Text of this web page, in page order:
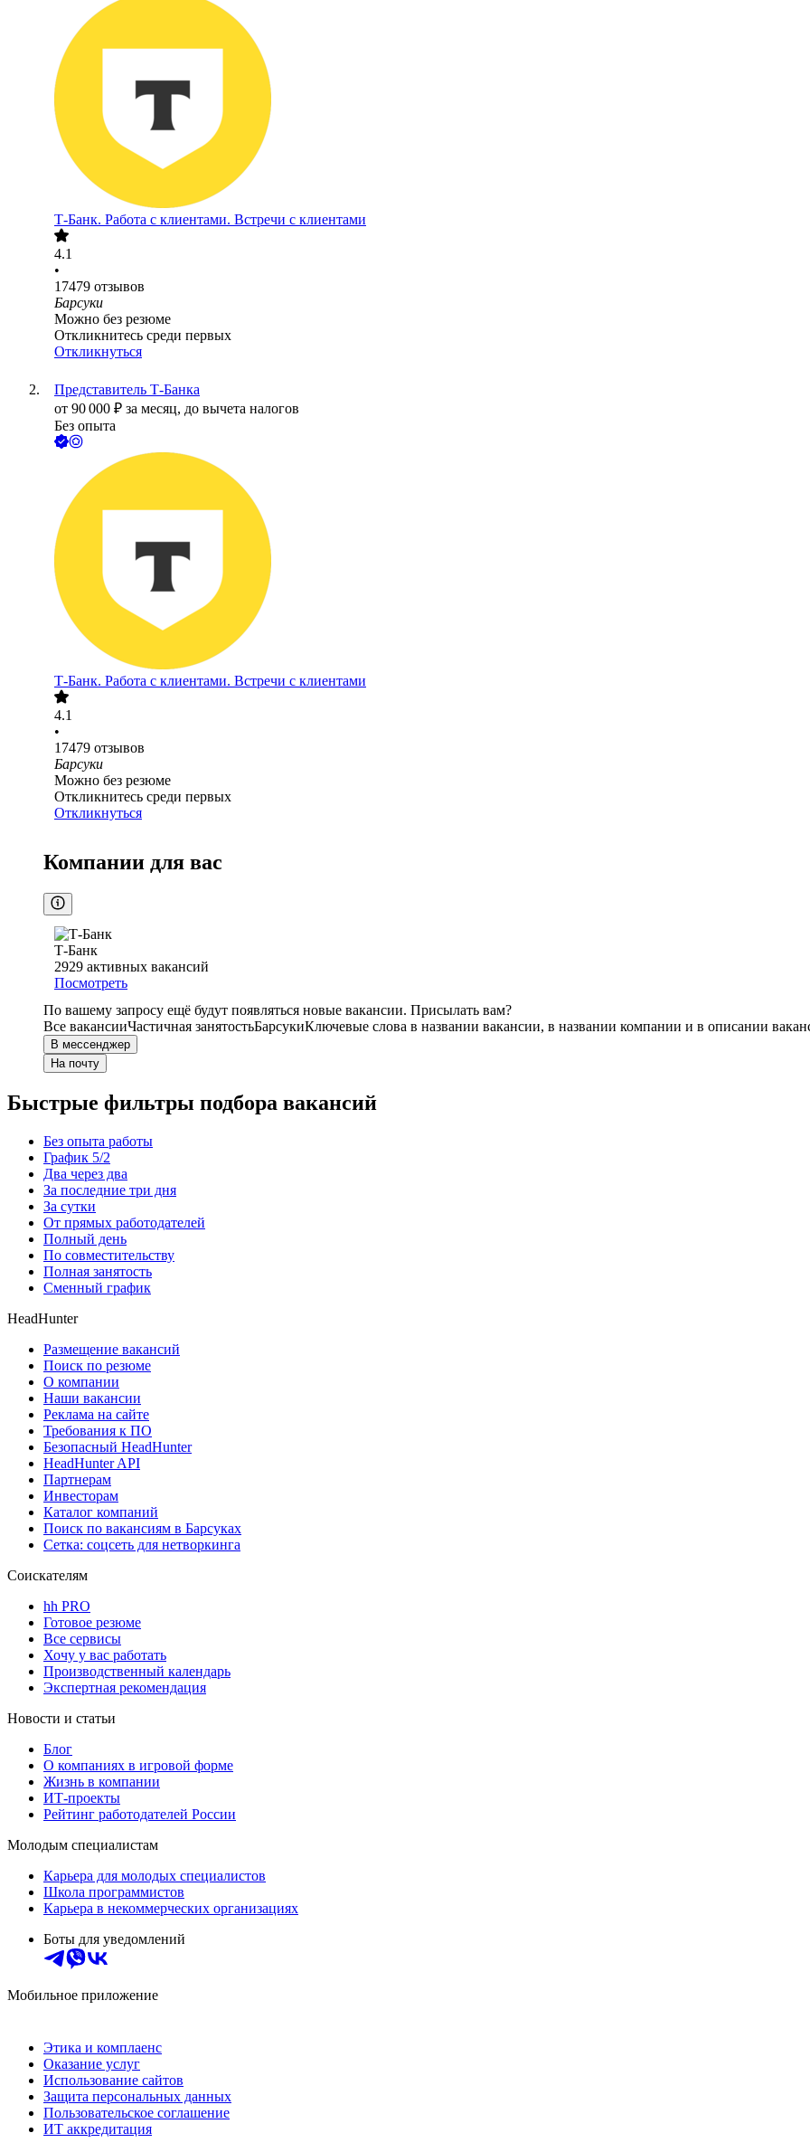
Т-Банк. Работа с клиентами. Встречи с клиентами
4.1
•
17479 отзывов
Барсуки
Можно без резюме
Откликнитесь среди первых
Откликнуться
Представитель Т-Банка
от 90 000 ₽ за месяц, до вычета налогов
Без опыта
Т-Банк. Работа с клиентами. Встречи с клиентами
4.1
•
17479 отзывов
Барсуки
Можно без резюме
Откликнитесь среди первых
Откликнуться
Компании для вас
Т-Банк
2929 активных вакансий
Посмотреть
По вашему запросу ещё будут появляться новые вакансии. Присылать вам?
Все вакансииЧастичная занятостьБарсукиКлючевые слова в названии вакансии, в названии компании и в описании
В мессенджер
На почту
Быстрые фильтры подбора вакансий
Без опыта работы
График 5/2
Два через два
За последние три дня
За сутки
От прямых работодателей
Полный день
По совместительству
Полная занятость
Сменный график
HeadHunter
Размещение вакансий
Поиск по резюме
О компании
Наши вакансии
Реклама на сайте
Требования к ПО
Безопасный HeadHunter
HeadHunter API
Партнерам
Инвесторам
Каталог компаний
Поиск по вакансиям в Барсуках
Сетка: соцсеть для нетворкинга
Соискателям
hh PRO
Готовое резюме
Все сервисы
Хочу у вас работать
Производственный календарь
Экспертная рекомендация
Новости и статьи
Блог
О компаниях в игровой форме
Жизнь в компании
ИТ-проекты
Рейтинг работодателей России
Молодым специалистам
Карьера для молодых специалистов
Школа программистов
Карьера в некоммерческих организациях
Боты для уведомлений
Мобильное приложение
Этика и комплаенс
Оказание услуг
Использование сайтов
Защита персональных данных
Пользовательское соглашение
ИТ аккредитация